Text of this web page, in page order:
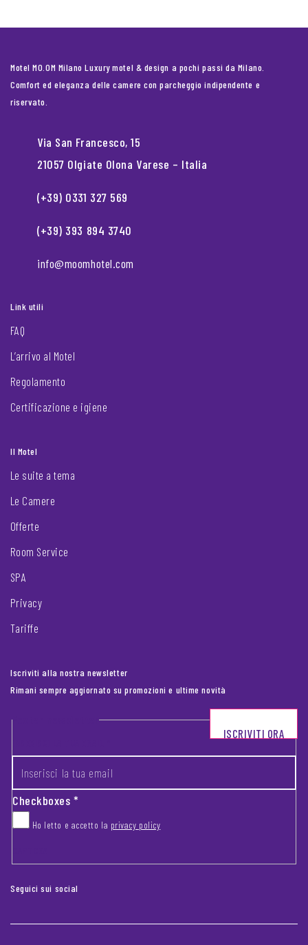
Motel MO.OM Milano Luxury motel & design a pochi passi da Milano.
Comfort ed eleganza delle camere con parcheggio indipendente e
riservato.
Via San Francesco, 15
21057 Olgiate Olona Varese – Italia
(+39) 0331 327 569
(+39) 393 894 3740
info@moomhotel.com
Link utili
FAQ
L’arrivo al Motel
Regolamento
Certificazione e igiene
Il Motel
Le suite a tema
Le Camere
Offerte
Room Service
SPA
Privacy
Tariffe
Iscriviti alla nostra newsletter
Rimani sempre aggiornato su promozioni e ultime novità
Footer newsletter
Checkboxes*
Ho letto e accetto la privacy policy
ISCRIVITI ORA
Seguici sui social